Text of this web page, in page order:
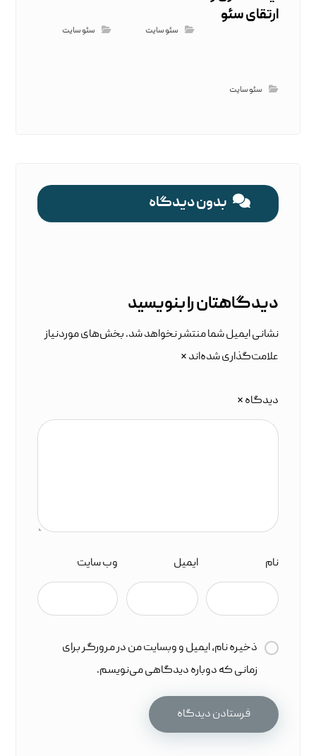
ارتقای سئو
سئو سایت
سئو سایت سئو سایت
بدون دیدگاه
دیدگاهتان را بنویسید
نشانی ایمیل شما منتشر نخواهد شد.بخش‌های موردنیاز
علامت‌گذاری شده‌اند*
دیدگاه*
نام ایمیل وب‌ سایت
ذخیره نام، ایمیل و وبسایت من در مرورگر برای
زمانی که دوباره دیدگاهی می‌نویسم.